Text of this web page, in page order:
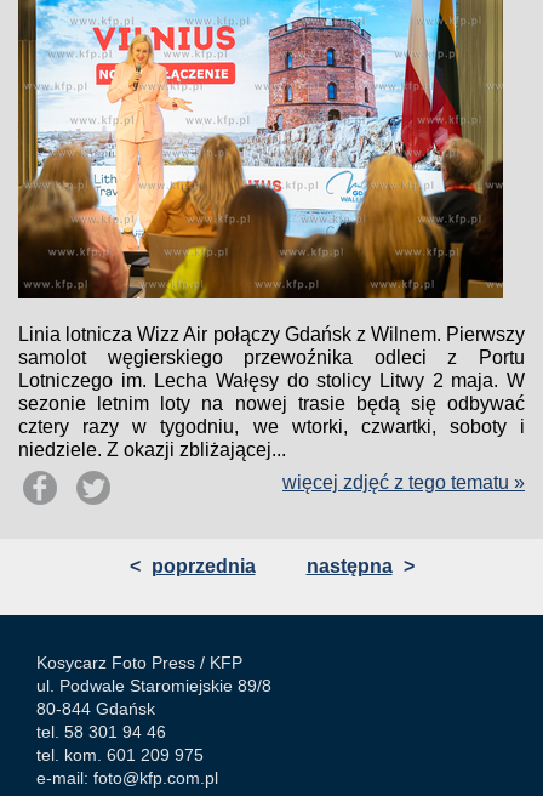
Linia lotnicza Wizz Air połączy Gdańsk z Wilnem. Pierwszy
samolot węgierskiego przewoźnika odleci z Portu
Lotniczego im. Lecha Wałęsy do stolicy Litwy 2 maja. W
sezonie letnim loty na nowej trasie będą się odbywać
cztery razy w tygodniu, we wtorki, czwartki, soboty i
niedziele. Z okazji zbliżającej...
więcej zdjęć z tego tematu »
< poprzednia następna >
Kosycarz Foto Press / KFP
ul. Podwale Staromiejskie 89/8
80-844 Gdańsk
tel. 58 301 94 46
tel. kom. 601 209 975
e-mail: foto@kfp.com.pl